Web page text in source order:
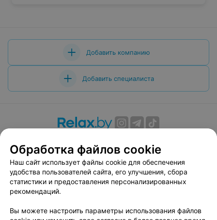
Добавить компанию
Добавить специалиста
Вакансии
Публичный договор
Способы оплаты
Публичный договор по использованию сервиса
«Афиша»
Пользовательское соглашение
Связаться по вопросам сотрудничества
Обработка файлов cookie
Наш сайт использует файлы cookie для обеспечения
удобства пользователей сайта, его улучшения, сбора
статистики и предоставления персонализированных
рекомендаций.
Вы можете настроить параметры использования файлов